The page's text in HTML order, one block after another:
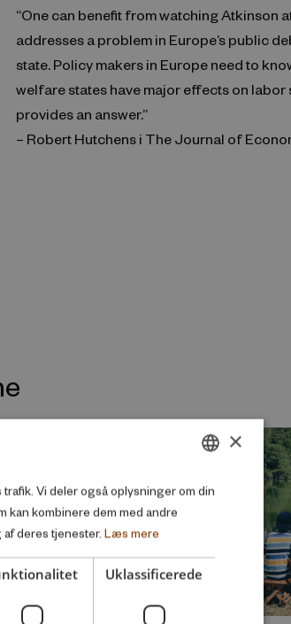
“One can benefit from watching Atkinson
addresses a problem in Europe’s public
state. Policy makers in Europe need to
welfare states have major effects on labor
provides an answer.”
– Robert Hutchens i The Journal of
DANISH
×
Vi deler også oplysninger om din
kan kombinere dem med andre
deres tjenester. Læs mere
Uklassificerede